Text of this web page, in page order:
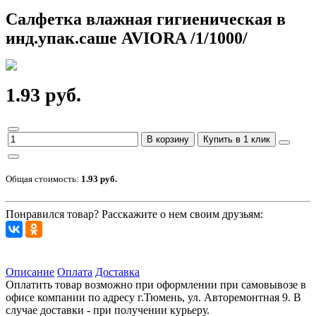
Салфетка влажная гигиеническая в
инд.упак.саше AVIORA /1/1000/
1.93 руб.
В корзину Купить в 1 клик
Общая стоимость: 1.93 руб.
Понравился товар? Расскажите о нем своим друзьям:
Описание Оплата Доставка
Оплатить товар возможно при оформлении при самовывозе в
офисе компании по адресу г.Тюмень, ул. Авторемонтная 9. В
случае доставки - при получении курьеру.